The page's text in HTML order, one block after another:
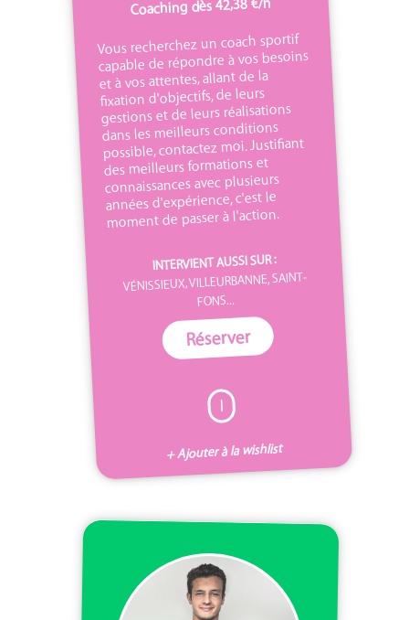
Vous recherchez un coach sportif
capable de répondre à vos besoins
et à vos attentes, allant de la
fixation d'objectifs, de leurs
gestions et de leurs réalisations
dans les meilleurs conditions
possible, contactez moi. Justifiant
des meilleurs formations et
connaissances avec plusieurs
années d'expérience, c'est le
moment de passer à l'action.
INTERVIENT AUSSI SUR :
VÉNISSIEUX, VILLEURBANNE, SAINT-
FONS...
Réserver
I
+ Ajouter à la wishlist